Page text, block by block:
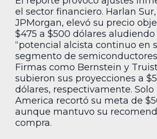
el sector financiero. Harlan
JPMorgan, elevó su precio
$475 a $500 dólares aludiendo
“potencial alcista continuo en
segmento de semiconductores
Firmas como Bernstein y
subieron sus proyecciones a
dólares, respectivamente. Solo
America recortó su meta de
aunque mantuvo su
compra.